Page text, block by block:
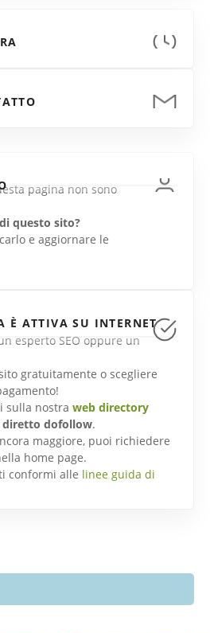
pagina non sono
questo sito?
e aggiornare le
È ATTIVA SU INTERNET
esperto SEO oppure un
gratuitamente o scegliere
sulla nostra web directory
diretto dofollow.
maggiore, puoi richiedere
home page.
conformi alle linee guida di